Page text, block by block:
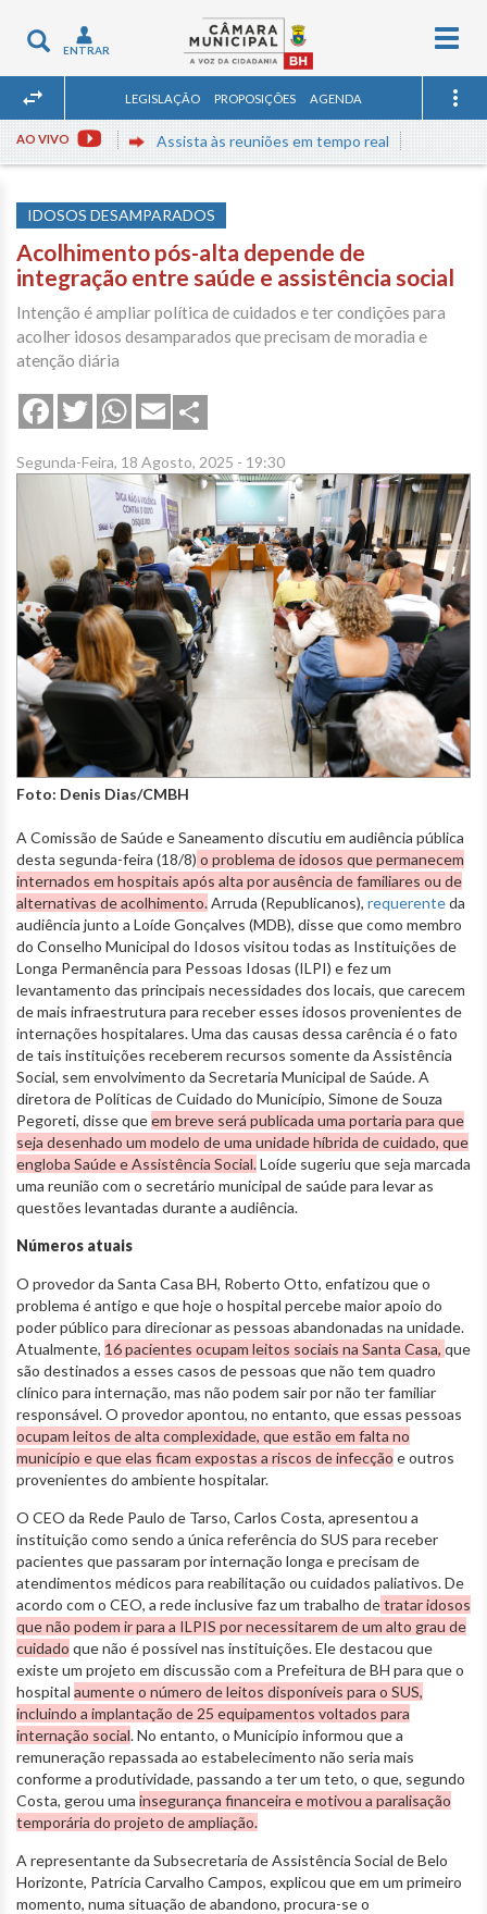
Toggle
navigation
ENTRAR
LEGISLAÇÃO PROPOSIÇÕES AGENDA
AO VIVO Assista às reuniões em tempo real
IDOSOS DESAMPARADOS
Acolhimento pós-alta depende de
integração entre saúde e assistência social
Intenção é ampliar política de cuidados e ter condições para
acolher idosos desamparados que precisam de moradia e
atenção diária
FacebookTwitterWhatsApp
Email
Segunda-Feira, 18 Agosto, 2025 - 19:30
Foto: Denis Dias/CMBH
A Comissão de Saúde e Saneamento discutiu em audiência pública
desta segunda-feira (18/8) o problema de idosos que permanecem
internados em hospitais após alta por ausência de familiares ou de
alternativas de acolhimento.Arruda (Republicanos), requerenteda
audiência junto a Loíde Gonçalves (MDB), disse que como membro
do Conselho Municipal do Idosos visitou todas as Instituições de
Longa Permanência para Pessoas Idosas (ILPI) e fez um
levantamento das principais necessidades dos locais, que carecem
de mais infraestrutura para receber esses idosos provenientes de
internações hospitalares. Uma das causas dessa carência é o fato
de tais instituições receberem recursos somente da Assistência
Social, sem envolvimento da Secretaria Municipal de Saúde. A
diretora de Políticas de Cuidado do Município, Simone de Souza
Pegoreti, disse queem breve será publicada uma portaria para que
seja desenhado um modelo de uma unidade híbrida de cuidado, que
engloba Saúde e Assistência Social.Loíde sugeriu que seja marcada
uma reunião com o secretário municipal de saúde para levar as
questões levantadas durante a audiência.
Números atuais
O provedor da Santa Casa BH, Roberto Otto, enfatizou que o
problema é antigo e que hoje o hospital percebe maior apoio do
poder público para direcionar as pessoas abandonadas na unidade.
Atualmente, 16 pacientes ocupam leitos sociais na Santa Casa, que
são destinados a esses casos de pessoas que não tem quadro
clínico para internação, mas não podem sair por não ter familiar
responsável. O provedor apontou, no entanto, que essas pessoas
ocupam leitos de alta complexidade, que estão em falta no
município e que elas ficam expostas a riscos de infecção e outros
provenientes do ambiente hospitalar.
O CEO da Rede Paulo de Tarso, Carlos Costa, apresentou a
instituição como sendo a única referência do SUS para receber
pacientes que passaram por internação longa e precisam de
atendimentos médicos para reabilitação ou cuidados paliativos. De
acordo com o CEO, a rede inclusive faz um trabalho detratar idosos
que não podem ir para a ILPIS por necessitarem de um alto grau de
cuidado que não é possível nas instituições. Ele destacou que
existe um projeto em discussão com a Prefeitura de BH para que o
hospital aumente o número de leitos disponíveis para o SUS,
incluindo a implantação de 25 equipamentos voltados para
internação social. No entanto, o Município informou que a
remuneração repassada ao estabelecimento não seria mais
conforme a produtividade, passando a ter um teto, o que, segundo
Costa, gerou uma insegurança financeira e motivou a paralisação
temporária do projeto de ampliação.
A representante da Subsecretaria de Assistência Social de Belo
Horizonte, Patrícia Carvalho Campos, explicou que em um primeiro
momento, numa situação de abandono, procura-se o